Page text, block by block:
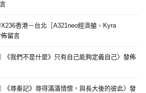
香港－台北［A321neo經濟艙、Kyra
留言
《我們不是什麼》只有自己能夠定義自己〉發佈
《尋秦記》尋得滿滿情懷，與長大後的彼此〉發